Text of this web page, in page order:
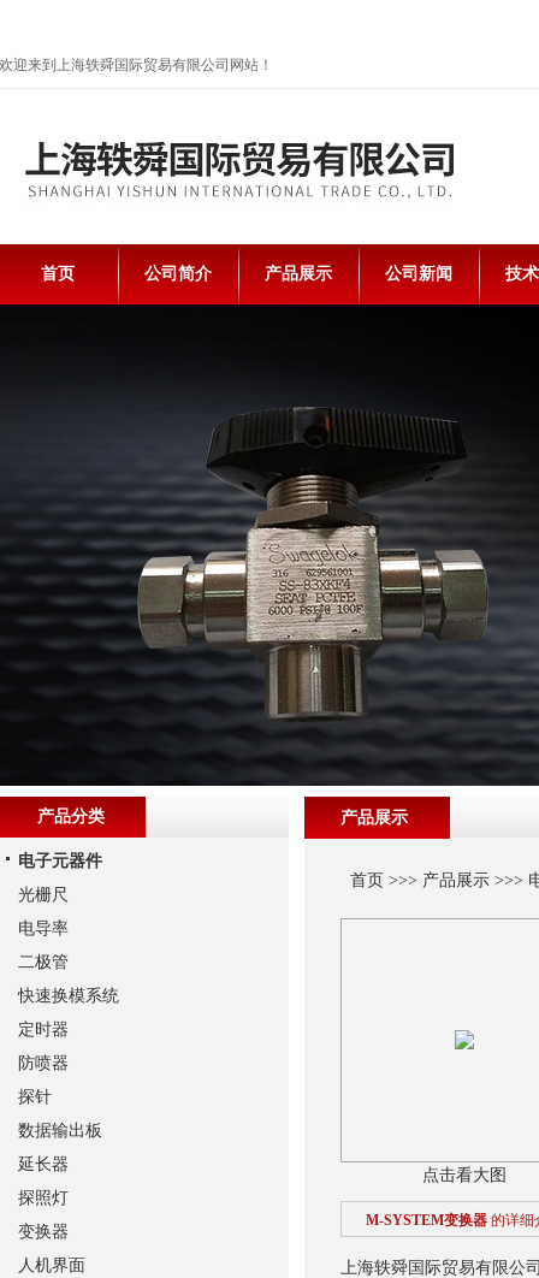
欢迎来到上海轶舜国际贸易有限公司网站！
首页 公司简介 产品展示 公司新闻 技
产品展示
首页 >>> 产品展示>>>
点击看大图
M-SYSTEM变换器 的详细
上海轶舜国际贸易有限公
产品分类
电子元器件
光栅尺
电导率
二极管
快速换模系统
定时器
防喷器
探针
数据输出板
延长器
探照灯
变换器
人机界面